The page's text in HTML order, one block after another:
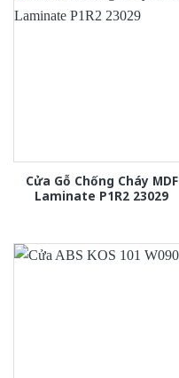
Cửa Gỗ Chống Cháy MDF
Laminate P1R2 23029